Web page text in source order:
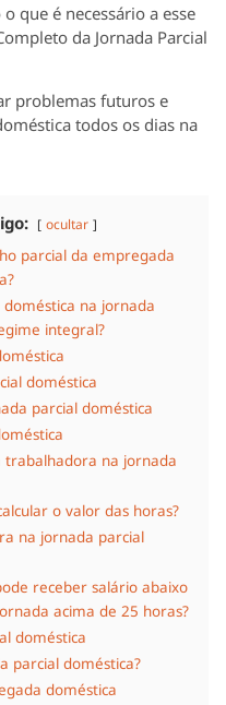
que é necessário a esse
da Jornada Parcial
problemas futuros e
todos os dias na
ocultar
parcial da empregada
na jornada
integral?
doméstica
parcial doméstica
trabalhadora na jornada
o valor das horas?
na jornada parcial
receber salário abaixo
acima de 25 horas?
doméstica
parcial doméstica?
doméstica